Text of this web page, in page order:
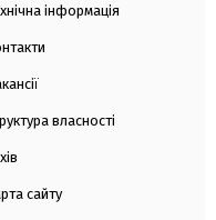
інформація
власності
сайту